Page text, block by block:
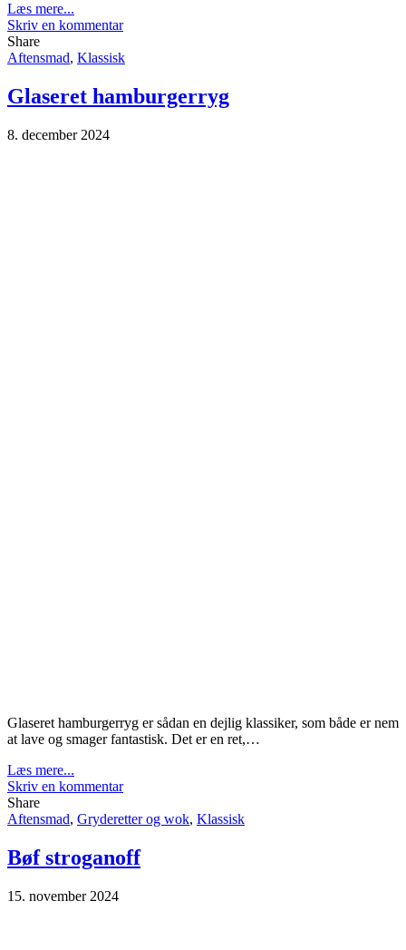
Læs mere...
Skriv en kommentar
Share
Aftensmad, Klassisk
Glaseret hamburgerryg
8. december 2024
Glaseret hamburgerryg er sådan en dejlig klassiker, som både er nem
at lave og smager fantastisk. Det er en ret,…
Læs mere...
Skriv en kommentar
Share
Aftensmad, Gryderetter og wok, Klassisk
Bøf stroganoff
15. november 2024